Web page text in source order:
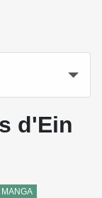
d'Ein
MANGA